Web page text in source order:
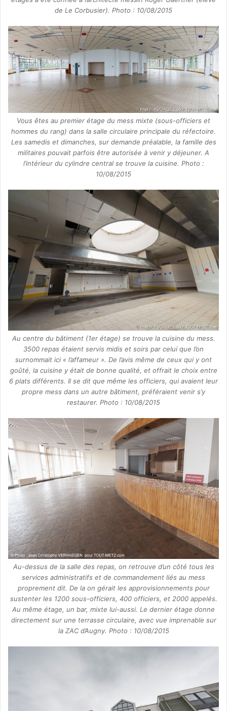
de Le Corbusier). Photo : 10/08/2015
Vous êtes au premier étage du mess mixte (sous-officiers et
hommes du rang) dans la salle circulaire principale du réfectoire.
Les samedis et dimanches, sur demande préalable, la famille des
militaires pouvait parfois être autorisée à venir y déjeuner. A
l’intérieur du cylindre central se trouve la cuisine. Photo :
10/08/2015
Au centre du bâtiment (1er étage) se trouve la cuisine du mess.
3500 repas étaient servis midis et soirs par celui que l’on
surnommait ici « l’affameur ». De l’avis même de ceux qui y ont
goûté, la cuisine y était de bonne qualité, et offrait le choix entre
6 plats différents. Il se dit que même les officiers, qui avaient leur
propre mess dans un autre bâtiment, préféraient venir s’y
restaurer. Photo : 10/08/2015
Au-dessus de la salle des repas, on retrouve d’un côté tous les
services administratifs et de commandement liés au mess
proprement dit. De la on gérait les approvisionnements pour
sustenter les 1200 sous-officiers, 400 officiers, et 2000 appelés.
Au même étage, un bar, mixte lui-aussi. Le dernier étage donne
directement sur une terrasse circulaire, avec vue imprenable sur
la ZAC d’Augny. Photo : 10/08/2015